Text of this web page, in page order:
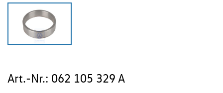
Art.-Nr.: 062 105 329 A